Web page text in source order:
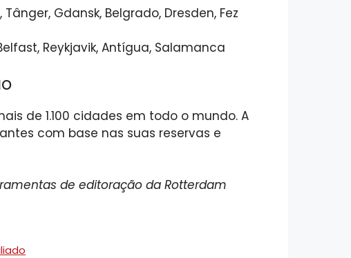
Gdansk, Belgrado, Dresden, Fez
Reykjavik, Antígua, Salamanca
de 1.100 cidades em todo o mundo. A
com base nas suas reservas e
de editoração da Rotterdam